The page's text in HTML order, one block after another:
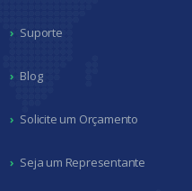
Suporte
Blog
Solicite um Orçamento
Seja um Representante